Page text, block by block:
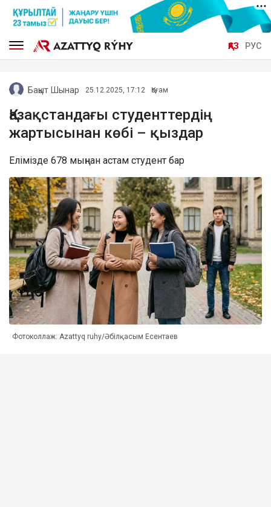
ҚАЗ РУС
Бақыт Шынар 25.12.2025, 17:12 Қоғам
Қазақстандағы студенттердің
жартысынан көбі – қыздар
Елімізде 678 мыңнан астам студент бар
Фотоколлаж: Azattyq ruhy/Әбілқасым Есентаев